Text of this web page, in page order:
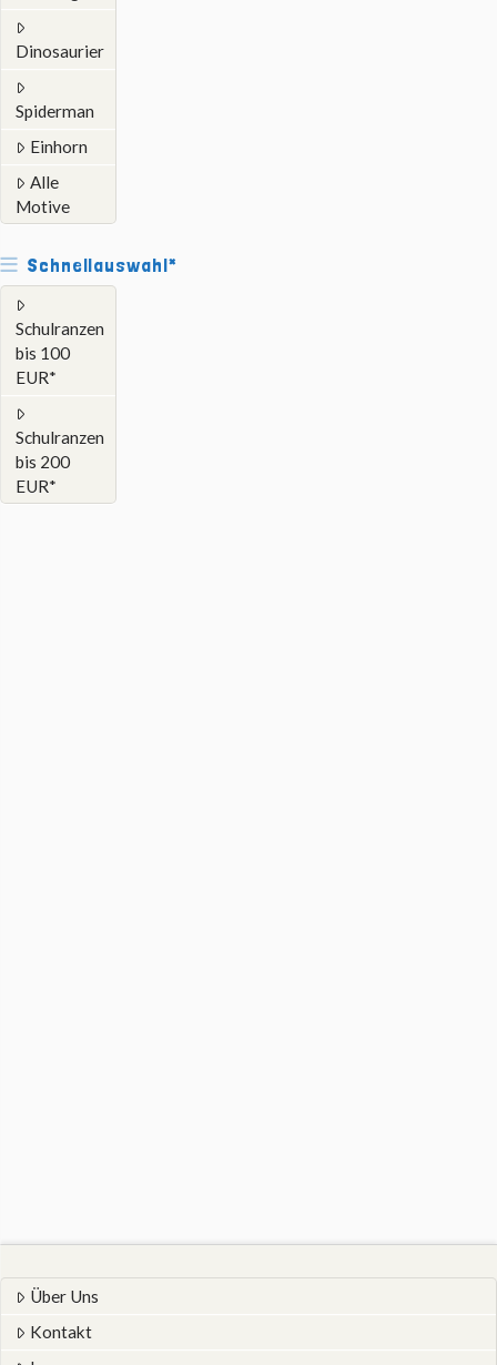
Dinosaurier
Spiderman
Einhorn
Alle
Motive
Schnellauswahl*
Schulranzen
bis 100
EUR*
Schulranzen
bis 200
EUR*
Über Uns
Kontakt